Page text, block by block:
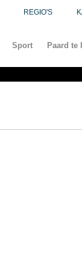
REGIO'S
Sport Paard te